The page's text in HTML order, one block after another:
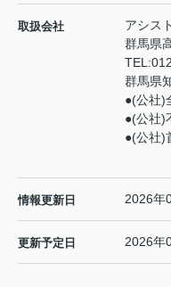
取扱会社
アシス
群馬県
TEL:
群馬県
●(公社)
●(公社)
●(公社)
情報更新日 2026年
更新予定日 2026年